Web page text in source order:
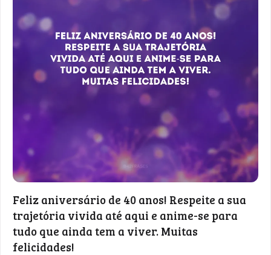
Feliz aniversário de 40 anos! Respeite a sua
trajetória vivida até aqui e anime-se para
tudo que ainda tem a viver. Muitas
felicidades!